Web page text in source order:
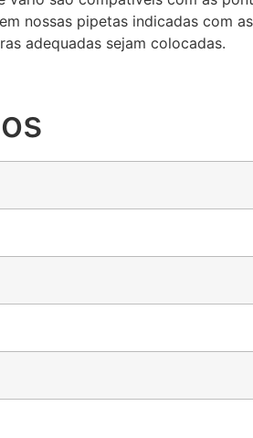
nossas pipetas indicadas com
adequadas sejam colocadas.